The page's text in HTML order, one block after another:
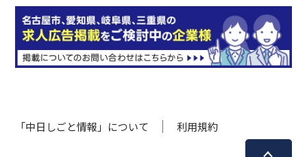
「中日しごと情報」について 利用規約